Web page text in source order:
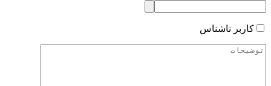
کاربر ناشناس